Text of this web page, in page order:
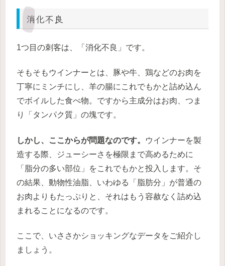
消化不良
1つ目の刺客は、「消化不良」です。
そもそもウインナーとは、豚や牛、鶏などのお肉を
丁寧にミンチにし、羊の腸にこれでもかと詰め込ん
でボイルした食べ物。ですから主成分はお肉、つま
り「タンパク質」の塊です。
しかし、ここからが問題なのです。
ウインナーを製
造する際、ジューシーさを極限まで高めるために
「脂分の多い部位」をこれでもかと投入します。そ
の結果、動物性油脂、いわゆる「脂肪分」が普通の
お肉よりもたっぷりと、それはもう容赦なく詰め込
まれることになるのです。
ここで、いささかショッキングなデータをご紹介し
ましょう。